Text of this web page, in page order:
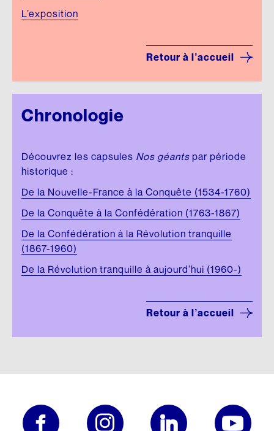
L’exposition
Retour à l’accueil
Chronologie
Découvrez les capsules Nos géants par période
historique :
De la Nouvelle-France à la Conquête (1534-1760)
De la Conquête à la Confédération (1763-1867)
De la Confédération à la Révolution tranquille
(1867-1960)
De la Révolution tranquille à aujourd’hui (1960-)
Retour à l’accueil